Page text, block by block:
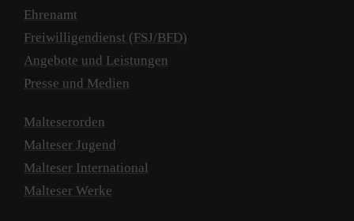
Ehrenamt
Freiwilligendienst (FSJ/BFD)
Angebote und Leistungen
Presse und Medien
Malteserorden
Malteser Jugend
Malteser International
Malteser Werke